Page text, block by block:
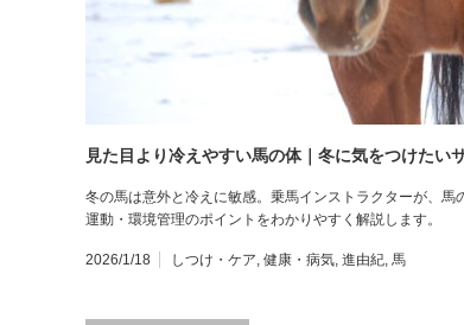
見た目より冷えやすい馬の体｜冬に気をつけたい
冬の馬は意外と冷えに敏感。乗馬インストラクターが、
運動・環境管理のポイントをわかりやすく解説します。
2026/1/18 しつけ・ケア, 健康・病気, 進由紀, 馬